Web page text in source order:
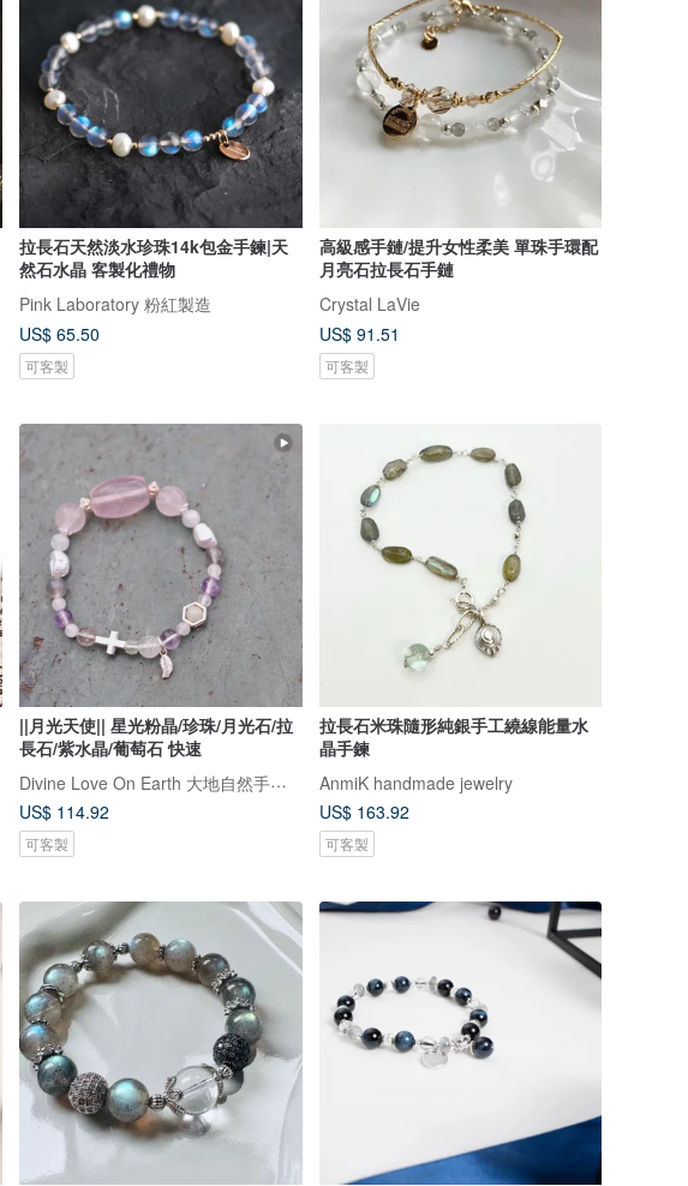
拉長石天然淡水珍珠14k包金手鍊|天
然石水晶 客製化禮物
Pink Laboratory 粉紅製造
US$ 65.50
可客製
高級感手鏈/提升女性柔美 單珠手環配
月亮石拉長石手鏈
Crystal LaVie
US$ 91.51
可客製
||月光天使|| 星光粉晶/珍珠/月光石/拉
長石/紫水晶/葡萄石 快速
Divine Love On Earth 大地自然手作飾品
US$ 114.92
可客製
拉長石米珠隨形純銀手工繞線能量水
晶手鍊
AnmiK handmade jewelry
US$ 163.92
可客製